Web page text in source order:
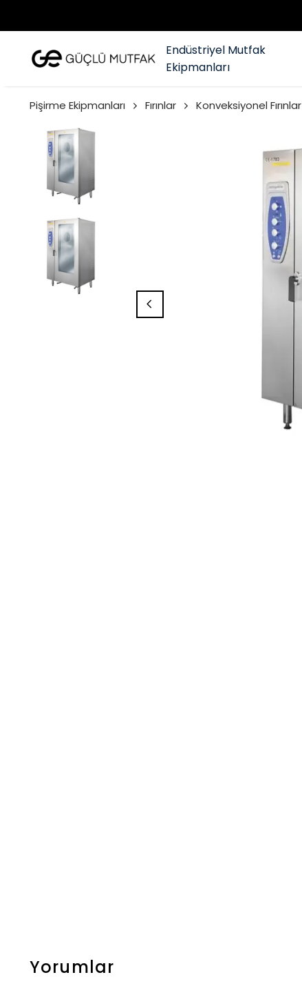
Endüstriyel Mutfak
Ekipmanları
Pişirme Ekipmanları Fırınlar Konveksiyonel Fırınlar
Yorumlar